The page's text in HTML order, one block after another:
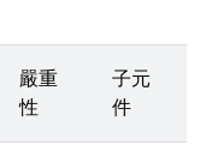
嚴重
性
子元
件